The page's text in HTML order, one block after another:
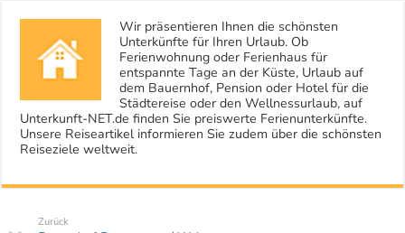
Wir präsentieren Ihnen die schönsten
Unterkünfte für Ihren Urlaub. Ob
Ferienwohnung oder Ferienhaus für
entspannte Tage an der Küste, Urlaub auf
dem Bauernhof, Pension oder Hotel für die
Städtereise oder den Wellnessurlaub, auf
Unterkunft-NET.de finden Sie preiswerte Ferienunterkünfte.
Unsere Reiseartikel informieren Sie zudem über die schönsten
Reiseziele weltweit.
Zurück